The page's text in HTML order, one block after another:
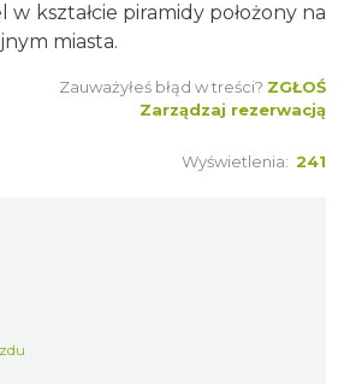
kształcie piramidy położony na
miasta.
Zauważyłeś błąd w treści? ZGŁOŚ
Zarządzaj rezerwacją
Wyświetlenia: 241